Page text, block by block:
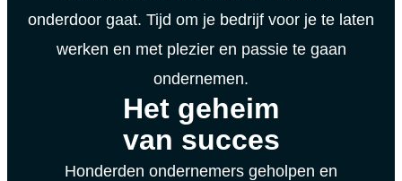
onderdoor gaat. Tijd om je bedrijf voor je te laten
werken en met plezier en passie te gaan
ondernemen.
Het geheim
van succes
Honderden ondernemers geholpen en